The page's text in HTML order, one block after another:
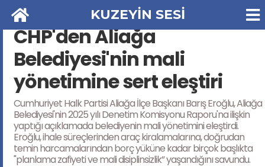
KUZEYİN SESİ
CHP'den Aliağa
Belediyesi'nin mali
yönetimine sert eleştiri
Cumhuriyet Halk Partisi Aliağa İlçe Başkanı Barış Eroğlu, Aliağa
Belediyesi'nin 2025 yılı Denetim Komisyonu Raporu'na ilişkin
yaptığı açıklamada belediyenin mali yönetimini eleştirdi.
Eroğlu, ihale süreçlerinden araç kiralamalarına, doğrudan
temin harcamalarından borç yüküne kadar birçok başlıkta
"planlama zafiyeti ve mali disiplinsizlik” yaşandığını savundu.